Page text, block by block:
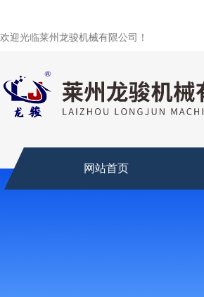
欢迎光临莱州龙骏机械有限公司！
网站首页